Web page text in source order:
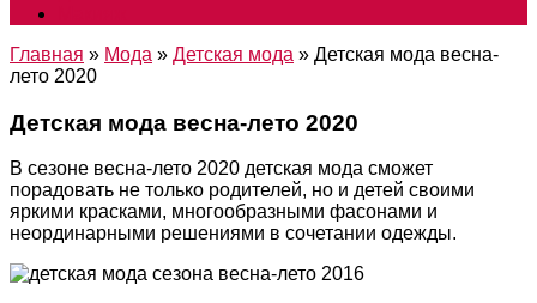
Главная » Мода » Детская мода » Детская мода весна-
лето 2020
Детская мода весна-лето 2020
В сезоне весна-лето 2020 детская мода сможет
порадовать не только родителей, но и детей своими
яркими красками, многообразными фасонами и
неординарными решениями в сочетании одежды.